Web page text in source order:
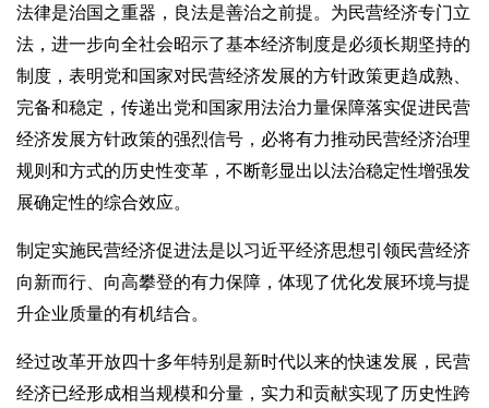
法律是治国之重器，良法是善治之前提。为民营经济专门立
法，进一步向全社会昭示了基本经济制度是必须长期坚持的
制度，表明党和国家对民营经济发展的方针政策更趋成熟、
完备和稳定，传递出党和国家用法治力量保障落实促进民营
经济发展方针政策的强烈信号，必将有力推动民营经济治理
规则和方式的历史性变革，不断彰显出以法治稳定性增强发
展确定性的综合效应。
制定实施民营经济促进法是以习近平经济思想引领民营经济
向新而行、向高攀登的有力保障，体现了优化发展环境与提
升企业质量的有机结合。
经过改革开放四十多年特别是新时代以来的快速发展，民营
经济已经形成相当规模和分量，实力和贡献实现了历史性跨